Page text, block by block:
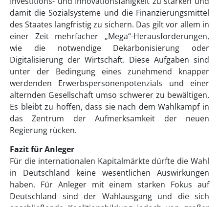
damit die Sozialsysteme und die Finanzierungsmittel
des Staates langfristig zu sichern. Das gilt vor allem in
einer Zeit mehrfacher „Mega“-Herausforderungen,
wie die notwendige Dekarbonisierung oder
Digitalisierung der Wirtschaft. Diese Aufgaben sind
unter der Bedingung eines zunehmend knapper
werdenden Erwerbspersonenpotenzials und einer
alternden Gesellschaft umso schwerer zu bewältigen.
Es bleibt zu hoffen, dass sie nach dem Wahlkampf in
das Zentrum der Aufmerksamkeit der neuen
Regierung rücken.
Fazit für Anleger
Für die internationalen Kapitalmärkte dürfte die Wahl
in Deutschland keine wesentlichen Auswirkungen
haben. Für Anleger mit einem starken Fokus auf
Deutschland sind der Wahlausgang und die sich